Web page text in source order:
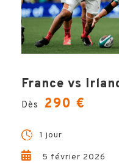
France vs
Dès 290 €
1 jour
5 février 2026